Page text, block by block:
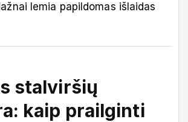
lemia papildomas išlaidas
stalviršių
kaip prailginti